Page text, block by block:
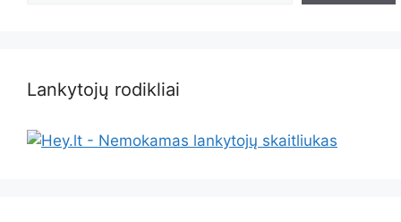
Lankytojų rodikliai